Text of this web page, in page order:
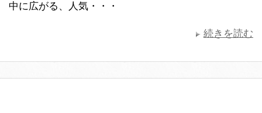
中に広がる、人気・・・
続きを読む